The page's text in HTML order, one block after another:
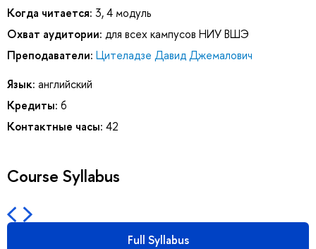
Когда читается: 3, 4 модуль
Охват аудитории: для всех кампусов НИУ ВШЭ
Преподаватели: Цителадзе Давид Джемалович
Язык: английский
Кредиты: 6
Контактные часы: 42
Course Syllabus
Full Syllabus